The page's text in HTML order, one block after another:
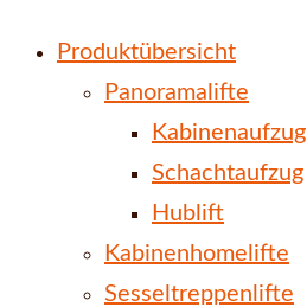
Produktübersicht
Panoramalifte
Kabinenaufzug
Schachtaufzug
Hublift
Kabinenhomelifte
Sesseltreppenlifte